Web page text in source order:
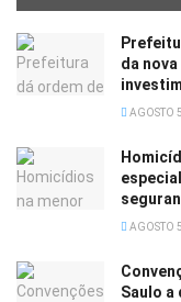
da
AGOSTO
AGOSTO
Saulo a